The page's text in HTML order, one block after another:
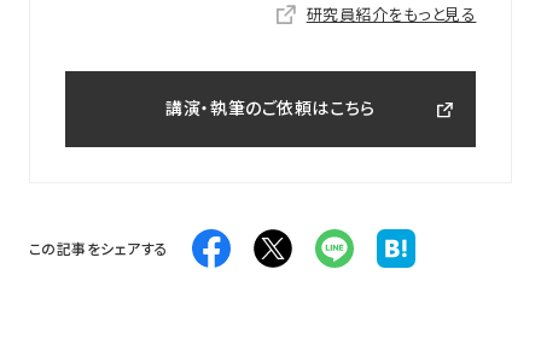
研究員紹介をもっと見る
講演・執筆のご依頼はこちら
この記事をシェアする